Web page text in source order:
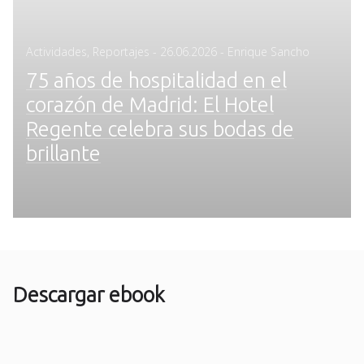
Actividades Reportajes - Posted
26.06.2026 - Enrique Sancho
75 años de hospitalidad en el
corazón de Madrid: El Hotel
Regente celebra sus bodas de
brillante
Descargar ebook